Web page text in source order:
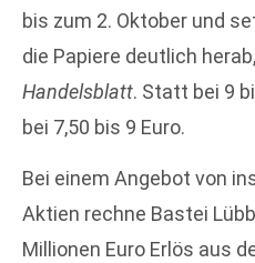
bis zum 2. Oktober und
die Papiere deutlich
Handelsblatt. Statt bei 9
bei 7,50 bis 9 Euro.
Bei einem Angebot von
Aktien rechne Bastei
Millionen Euro Erlös aus